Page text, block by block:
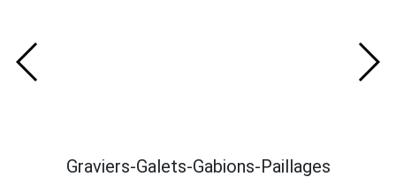
Graviers-Galets-Gabions-Paillages